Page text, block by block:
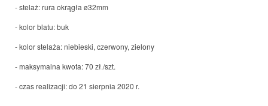
- stelaż: rura okrągła ø32mm
- kolor blatu: buk
- kolor stelaża: niebieski, czerwony, zielony
- maksymalna kwota: 70 zł./szt.
- czas realizacji: do 21 sierpnia 2020 r.